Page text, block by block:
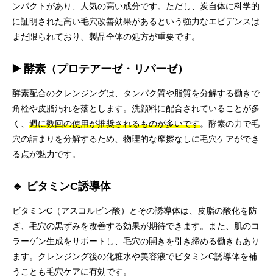
ンパクトがあり、人気の高い成分です。ただし、炭自体に科学的
に証明された高い毛穴改善効果があるという強力なエビデンスは
まだ限られており、製品全体の処方が重要です。
▶️ 酵素（プロテアーゼ・リパーゼ）
酵素配合のクレンジングは、タンパク質や脂質を分解する働きで
角栓や皮脂汚れを落とします。洗顔料に配合されていることが多
く、 週に数回の使用が推奨されるものが多いです。酵素の力で毛
穴の詰まりを分解するため、物理的な摩擦なしに毛穴ケアができ
る点が魅力です。
🔹 ビタミンC誘導体
ビタミンC（アスコルビン酸）とその誘導体は、皮脂の酸化を防
ぎ、毛穴の黒ずみを改善する効果が期待できます。また、肌のコ
ラーゲン生成をサポートし、毛穴の開きを引き締める働きもあり
ます。クレンジング後の化粧水や美容液でビタミンC誘導体を補
うことも毛穴ケアに有効です。